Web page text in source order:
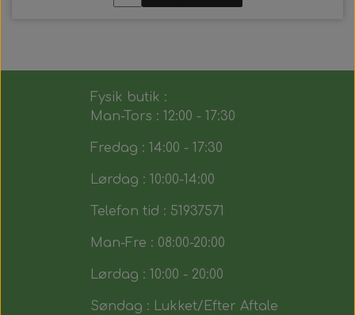
Fysik butik :
Man-Tors : 12:00 - 17:30
Fredag : 14:00 - 17:30
Lørdag : 10:00-14:00
Telefon tid : 51937571
Man-Fre : 08:00-20:00
Lørdag : 10:00 - 20:00
Søndag : Lukket/Efter Aftale